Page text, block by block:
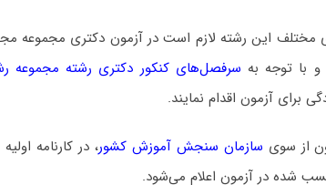
مختلف این رشته لازم است در آزمون دکتری مجموعه
با توجه به سرفصل‌های کنکور دکتری رشته مجموعه
برای آزمون اقدام نمایند.
از سوی سازمان سنجش آموزش کشور، در کارنامه
کسب شده در آزمون اعلام می‌شود.